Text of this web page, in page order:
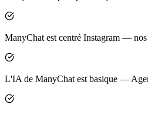
ManyChat est centré Instagram —
L'IA de ManyChat est basique —